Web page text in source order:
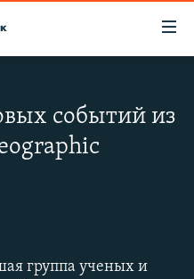
событий из
группа ученых и